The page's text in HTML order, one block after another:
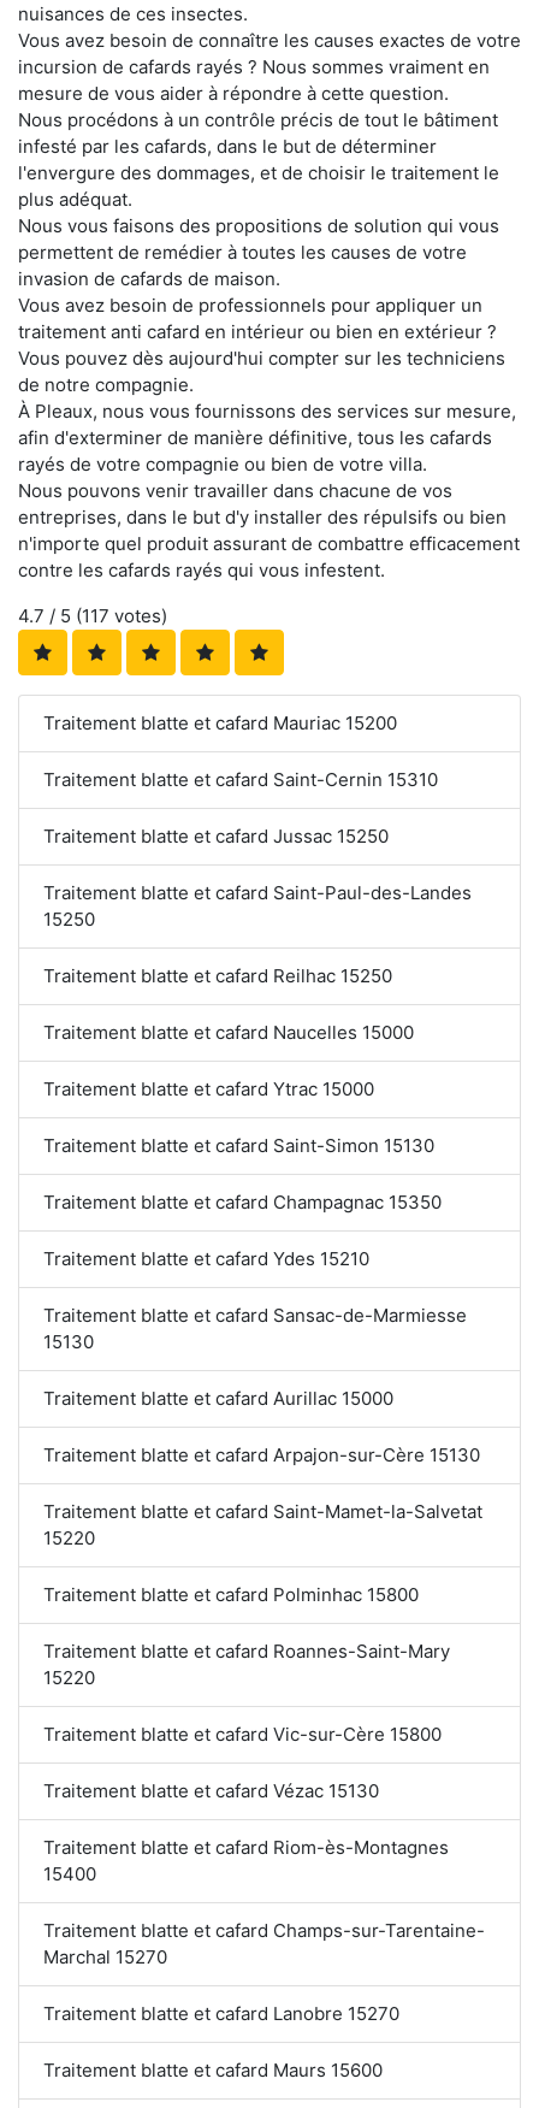
nuisances de ces insectes.
Vous avez besoin de connaître les causes exactes de votre
incursion de cafards rayés ? Nous sommes vraiment en
mesure de vous aider à répondre à cette question.
Nous procédons à un contrôle précis de tout le bâtiment
infesté par les cafards, dans le but de déterminer
l'envergure des dommages, et de choisir le traitement le
plus adéquat.
Nous vous faisons des propositions de solution qui vous
permettent de remédier à toutes les causes de votre
invasion de cafards de maison.
Vous avez besoin de professionnels pour appliquer un
traitement anti cafard en intérieur ou bien en extérieur ?
Vous pouvez dès aujourd'hui compter sur les techniciens
de notre compagnie.
À Pleaux, nous vous fournissons des services sur mesure,
afin d'exterminer de manière définitive, tous les cafards
rayés de votre compagnie ou bien de votre villa.
Nous pouvons venir travailler dans chacune de vos
entreprises, dans le but d'y installer des répulsifs ou bien
n'importe quel produit assurant de combattre efficacement
contre les cafards rayés qui vous infestent.
4.7 / 5 (117 votes)
Traitement blatte et cafard Mauriac 15200
Traitement blatte et cafard Saint-Cernin 15310
Traitement blatte et cafard Jussac 15250
Traitement blatte et cafard Saint-Paul-des-Landes
15250
Traitement blatte et cafard Reilhac 15250
Traitement blatte et cafard Naucelles 15000
Traitement blatte et cafard Ytrac 15000
Traitement blatte et cafard Saint-Simon 15130
Traitement blatte et cafard Champagnac 15350
Traitement blatte et cafard Ydes 15210
Traitement blatte et cafard Sansac-de-Marmiesse
15130
Traitement blatte et cafard Aurillac 15000
Traitement blatte et cafard Arpajon-sur-Cère 15130
Traitement blatte et cafard Saint-Mamet-la-Salvetat
15220
Traitement blatte et cafard Polminhac 15800
Traitement blatte et cafard Roannes-Saint-Mary
15220
Traitement blatte et cafard Vic-sur-Cère 15800
Traitement blatte et cafard Vézac 15130
Traitement blatte et cafard Riom-ès-Montagnes
15400
Traitement blatte et cafard Champs-sur-Tarentaine-
Marchal 15270
Traitement blatte et cafard Lanobre 15270
Traitement blatte et cafard Maurs 15600